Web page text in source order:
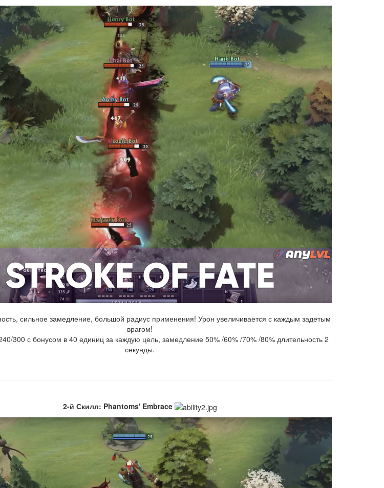
сильное замедление, большой радиус применения! Урон увеличивается с каждым задетым
врагом!
300 с бонусом в 40 единиц за каждую цель, замедление 50% /60% /70% /80% длительность 2
секунды.
2-й Скилл: Phantoms' Embrace